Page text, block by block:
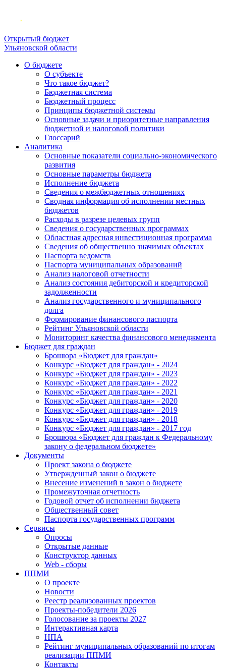
Открытый бюджет
Ульяновской области
О бюджете
О субъекте
Что такое бюджет?
Бюджетная система
Бюджетный процесс
Принципы бюджетной системы
Основные задачи и приоритетные направления
бюджетной и налоговой политики
Глоссарий
Аналитика
Основные показатели социально-экономического
развития
Основные параметры бюджета
Исполнение бюджета
Сведения о межбюджетных отношениях
Сводная информация об исполнении местных
бюджетов
Расходы в разрезе целевых групп
Сведения о государственных программах
Областная адресная инвестиционная программа
Сведения об общественно значимых объектах
Паспорта ведомств
Паспорта муниципальных образований
Анализ налоговой отчетности
Анализ состояния дебиторской и кредиторской
задолженности
Анализ государственного и муниципального
долга
Формирование финансового паспорта
Рейтинг Ульяновской области
Мониторинг качества финансового менеджмента
Бюджет для граждан
Брошюра «Бюджет для граждан»
Конкурс «Бюджет для граждан» - 2024
Конкурс «Бюджет для граждан» - 2023
Конкурс «Бюджет для граждан» - 2022
Конкурс «Бюджет для граждан» - 2021
Конкурс «Бюджет для граждан» - 2020
Конкурс «Бюджет для граждан» - 2019
Конкурс «Бюджет для граждан» - 2018
Конкурс «Бюджет для граждан» - 2017 год
Брошюра «Бюджет для граждан к Федеральному
закону о федеральном бюджете»
Документы
Проект закона о бюджете
Утвержденный закон о бюджете
Внесение изменений в закон о бюджете
Промежуточная отчетность
Годовой отчет об исполнении бюджета
Общественный совет
Паспорта государственных программ
Сервисы
Опросы
Открытые данные
Конструктор данных
Web - сборы
ППМИ
О проекте
Новости
Реестр реализованных проектов
Проекты-победители 2026
Голосование за проекты 2027
Интерактивная карта
НПА
Рейтинг муниципальных образований по итогам
реализации ППМИ
Контакты